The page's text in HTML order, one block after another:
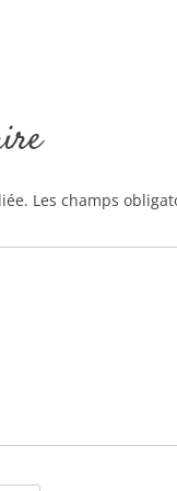
Les champs